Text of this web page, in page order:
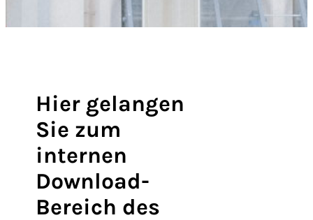
Hier gelangen
Sie zum
internen
Download-
Bereich des